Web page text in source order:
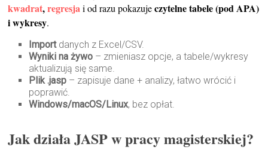
kwadrat,regresjai od razu pokazujeczytelne tabele (pod APA)
i wykresy.
Importdanych z Excel/CSV.
Wyniki na żywo – zmieniasz opcje, a tabele/wykresy
aktualizują się same.
Plik .jasp – zapisuje dane + analizy, łatwo wrócić i
poprawić.
Windows/macOS/Linux, bez opłat.
Jak działa JASP w pracy magisterskiej?